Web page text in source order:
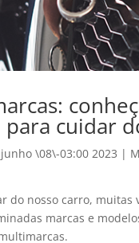
cuidar
\08\-03:00 2023 |
do nosso carro, muitas
marcas e